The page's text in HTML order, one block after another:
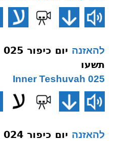
להאזנה
תשעו
025 Inner Teshuvah
להאזנה יום כיפור 024 תחנונים תשעו